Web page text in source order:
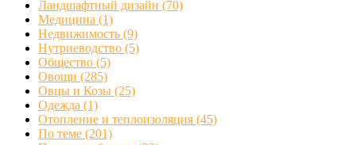
Ландшафтный дизайн (70)
Медицина (1)
Недвижимость (9)
Нутриеводство (5)
Общество (5)
Овощи (285)
Овцы и Козы (25)
Одежда (1)
Отопление и теплоизоляция (45)
По теме (201)